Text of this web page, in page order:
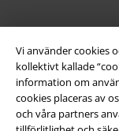
Vi använder cookies
kollektivt kallade
information om
cookies placeras av
och våra partners